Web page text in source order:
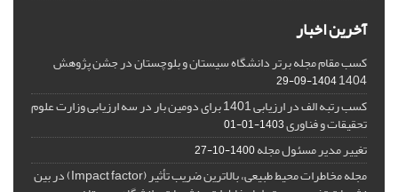
آخرین اخبار
کسب مقام مجله برتر دانشگاه سیستان و بلوچستان در جشن پژوهش
1404
1404-09-29
کسب رتبه الف در ارزیابی 1401 برای دومین بار در سه ارزیابی وزارت علوم
تحقیقات و فناوری1403-01-01
تغییر مدیر مسئول مجله1400-10-27
مجله مخاطرات محیط طبیعی، بالاترین ضریب تأثیر (Impact factor) در بین